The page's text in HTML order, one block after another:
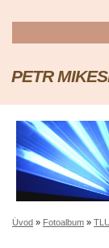
PETR
Úvod » Fotoalbum »